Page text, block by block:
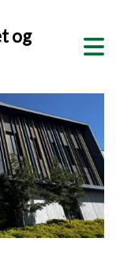
og